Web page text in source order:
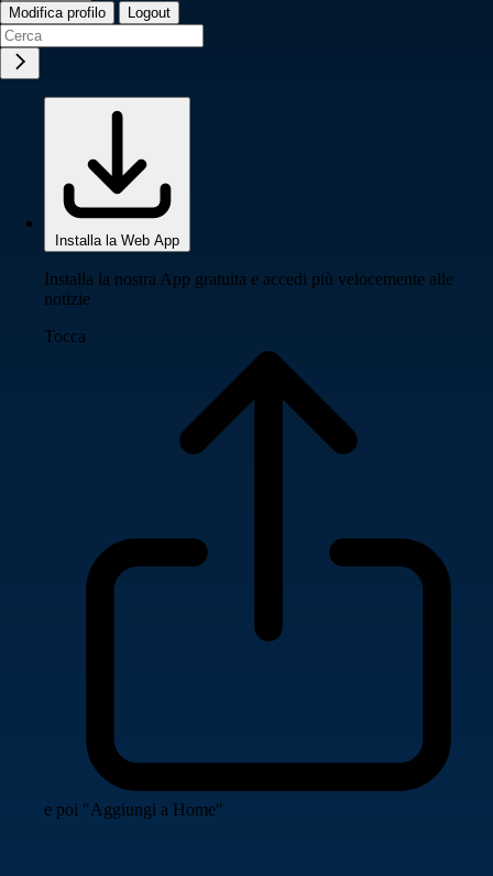
Modifica profilo Logout
Installa la Web App
Installa la nostra App gratuita e accedi più velocemente alle
notizie
Tocca
e poi "Aggiungi a Home"